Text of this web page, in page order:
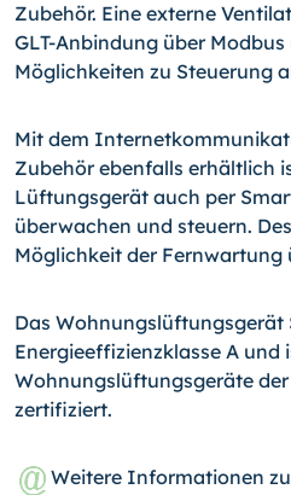
Zubehör. Eine externe
GLT-Anbindung über
Möglichkeiten zu Steuerung
Mit dem
Zubehör ebenfalls erhältlich
Lüftungsgerät auch per
überwachen und steuern.
Möglichkeit der Fernwartung
Das Wohnungslüftungsgerät
Energieeffizienzklasse A und
Wohnungslüftungsgeräte
zertifiziert.
Weitere Informationen zu